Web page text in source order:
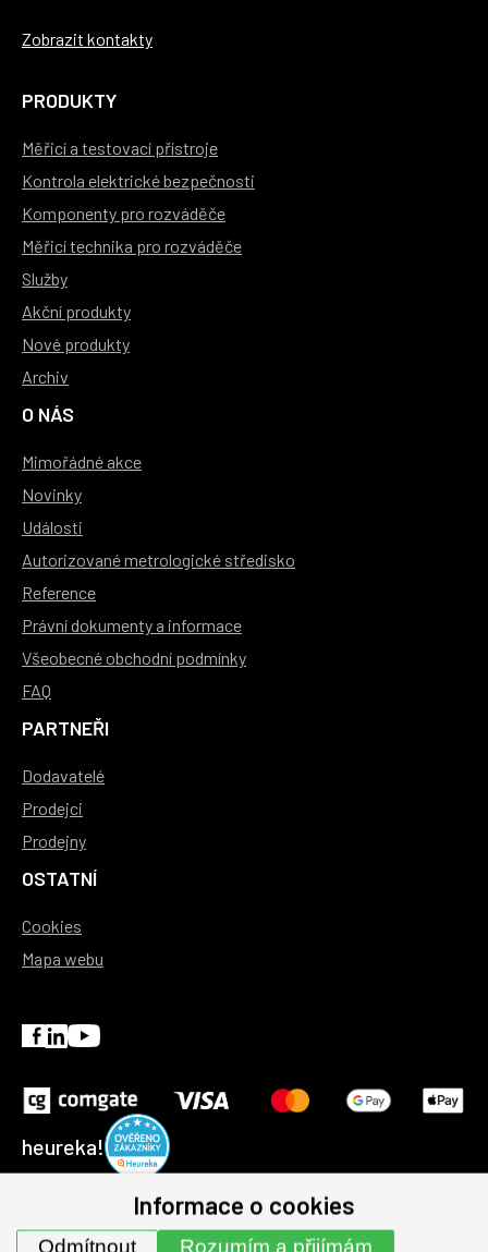
Zobrazit kontakty
PRODUKTY
Měřicí a testovací přístroje
Kontrola elektrické bezpečnosti
Komponenty pro rozváděče
Měřicí technika pro rozváděče
Služby
Akční produkty
Nové produkty
Archiv
O NÁS
Mimořádné akce
Novinky
Události
Autorizované metrologické středisko
Reference
Právní dokumenty a informace
Všeobecné obchodní podmínky
FAQ
PARTNEŘI
Dodavatelé
Prodejci
Prodejny
OSTATNÍ
Cookies
Mapa webu
heureka!
© 1991-2026 | GHV Trading, spol. s r.o. všechna práva
Informace o cookies
Rozumím a přijímám
Odmítnout